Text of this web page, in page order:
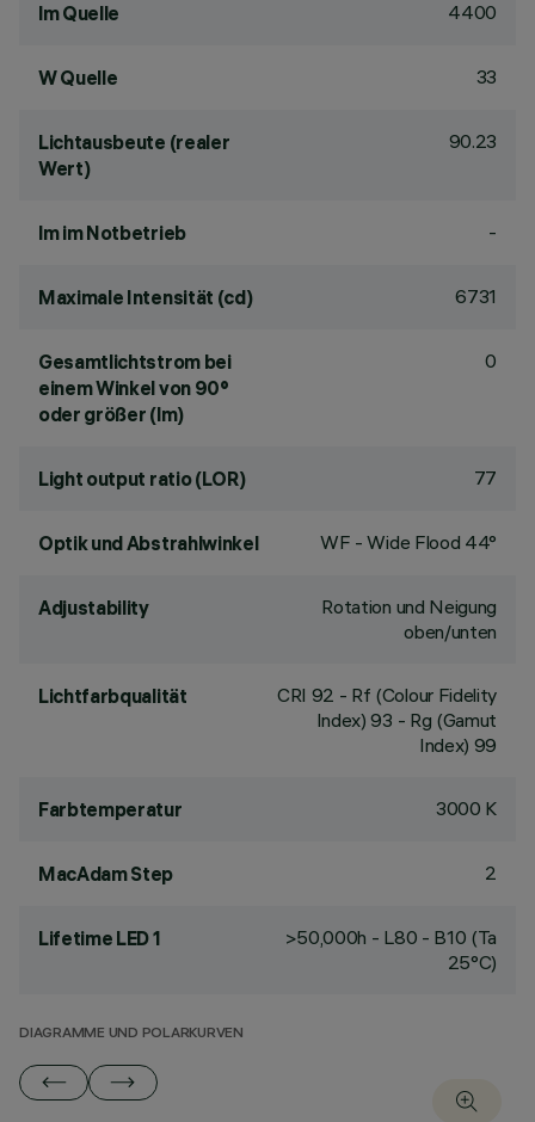
lm Quelle 4400
W Quelle 33
Lichtausbeute (realer
Wert)
90.23
lm im Notbetrieb -
Maximale Intensität (cd) 6731
Gesamtlichtstrom bei
einem Winkel von 90°
oder größer (lm)
0
Light output ratio (LOR) 77
Optik und Abstrahlwinkel WF - Wide Flood 44°
Adjustability
Rotation und Neigung
oben/unten
Lichtfarbqualität CRI 92 - Rf (Colour Fidelity
Index) 93 - Rg (Gamut
Index) 99
Farbtemperatur 3000 K
MacAdam Step 2
Lifetime LED 1
>50,000h - L80 - B10 (Ta
25°C)
DIAGRAMME UND POLARKURVEN